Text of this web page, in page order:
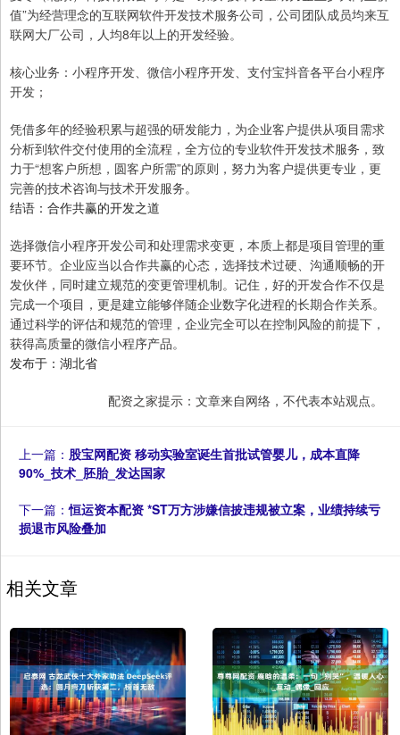
值”为经营理念的互联网软件开发技术服务公司，公司团队成员均来互
联网大厂公司，人均8年以上的开发经验。
核心业务：小程序开发、微信小程序开发、支付宝抖音各平台小程序
开发；
凭借多年的经验积累与超强的研发能力，为企业客户提供从项目需求
分析到软件交付使用的全流程，全方位的专业软件开发技术服务，致
力于“想客户所想，圆客户所需”的原则，努力为客户提供更专业，更
完善的技术咨询与技术开发服务。
结语：合作共赢的开发之道
选择微信小程序开发公司和处理需求变更，本质上都是项目管理的重
要环节。企业应当以合作共赢的心态，选择技术过硬、沟通顺畅的开
发伙伴，同时建立规范的变更管理机制。记住，好的开发合作不仅是
完成一个项目，更是建立能够伴随企业数字化进程的长期合作关系。
通过科学的评估和规范的管理，企业完全可以在控制风险的前提下，
获得高质量的微信小程序产品。
发布于：湖北省
配资之家提示：文章来自网络，不代表本站观点。
上一篇： 股宝网配资 移动实验室诞生首批试管婴儿，成本直降
90%_技术_胚胎_发达国家
下一篇：恒运资本配资 *ST万方涉嫌信披违规被立案，业绩持续亏
损退市风险叠加
相关文章